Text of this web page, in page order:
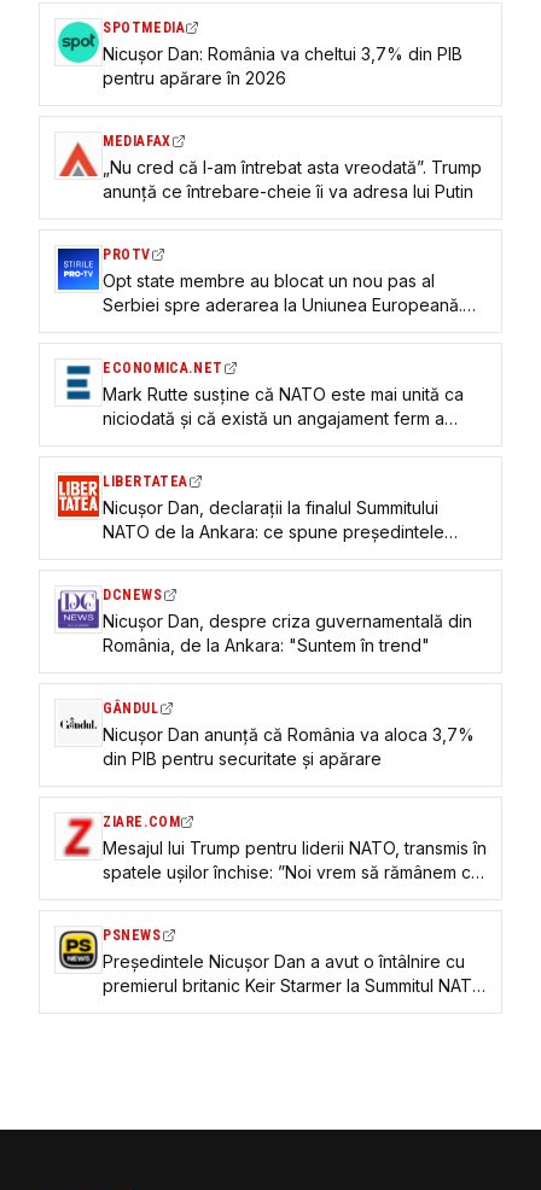
SPOTMEDIA
Nicușor Dan: România va cheltui 3,7% din PIB
pentru apărare în 2026
MEDIAFAX
„Nu cred că l-am întrebat asta vreodată”. Trump
anunță ce întrebare-cheie îi va adresa lui Putin
PROTV
Opt state membre au blocat un nou pas al
Serbiei spre aderarea la Uniunea Europeană.
Cine s-a opus
ECONOMICA.NET
Mark Rutte susține că NATO este mai unită ca
niciodată și că există un angajament ferm a
statelor membre pentru continuarea sprijinirii
LIBERTATEA
Nicușor Dan, declarații la finalul Summitului
NATO de la Ankara: ce spune președintele
României și care sunt principalele concluzii
DCNEWS
Nicușor Dan, despre criza guvernamentală din
România, de la Ankara: "Suntem în trend"
GÂNDUL
Nicușor Dan anunță că România va aloca 3,7%
din PIB pentru securitate și apărare
ZIARE.COM
Mesajul lui Trump pentru liderii NATO, transmis în
spatele ușilor închise: ”Noi vrem să rămânem cu
voi”
PSNEWS
Președintele Nicușor Dan a avut o întâlnire cu
premierul britanic Keir Starmer la Summitul NATO
de la Ankara